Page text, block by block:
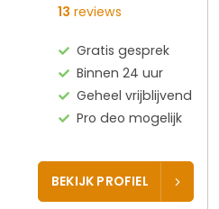
13 reviews
Gratis gesprek
Binnen 24 uur
Geheel vrijblijvend
Pro deo mogelijk
BEKIJK PROFIEL